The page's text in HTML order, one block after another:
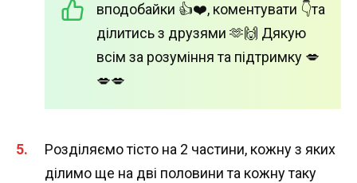
вподобайки 👍❤️, коментувати 👇та
ділитись з друзями 🫶🙌 Дякую
всім за розуміння та підтримку 💋
💋💋
Розділяємо тісто на 2 частини, кожну з яких
ділимо ще на дві половини та кожну таку